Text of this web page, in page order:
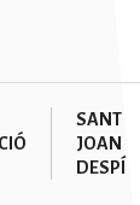
SANT
JOAN
DESPÍ